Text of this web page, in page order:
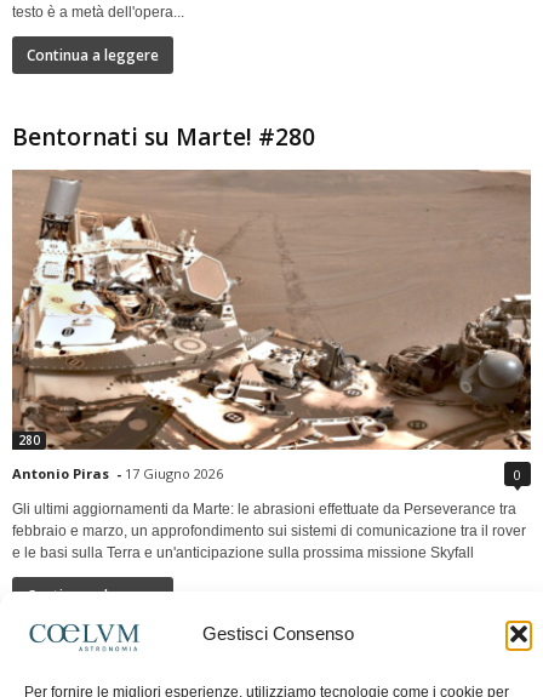
Gestisci Consenso
Per fornire le migliori esperienze, utilizziamo tecnologie come i cookie per
testo è a metà dell'opera...
Continua a leggere
Bentornati su Marte! #280
280
Antonio Piras - 17 Giugno 2026 0
Gli ultimi aggiornamenti da Marte: le abrasioni effettuate da Perseverance tra
febbraio e marzo, un approfondimento sui sistemi di comunicazione tra il rover
e le basi sulla Terra e un'anticipazione sulla prossima missione Skyfall
Continua a leggere